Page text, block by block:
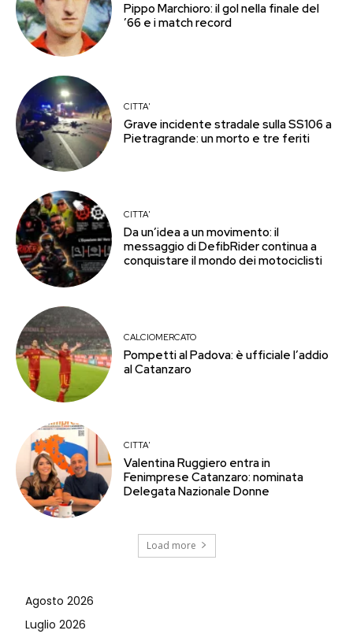
Pippo Marchioro: il gol nella finale del
’66 e i match record
CITTA'
Grave incidente stradale sulla SS106 a
Pietragrande: un morto e tre feriti
CITTA'
Da un’idea a un movimento: il
messaggio di DefibRider continua a
conquistare il mondo dei motociclisti
CALCIOMERCATO
Pompetti al Padova: è ufficiale l’addio
al Catanzaro
CITTA'
Valentina Ruggiero entra in
Fenimprese Catanzaro: nominata
Delegata Nazionale Donne
Load more
Agosto 2026
Luglio 2026